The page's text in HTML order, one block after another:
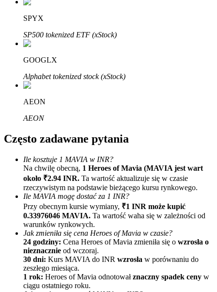
Afiliaci Bitrue
Aż do 65% prowizji!
Polecaj
Zaproś przyjaciela, aby otrzymać nagrody pieniężne
BTC Welcome Rewards
SPYX
SP500 tokenized ETF (xStock)
GOOGLX
Alphabet tokenized stock (xStock)
AEON
AEON
Często zadawane pytania
Ile kosztuje 1 MAVIA w INR?
Na chwilę obecną, 1 Heroes of Mavia (MAVIA jest wart
około ₹2.94 INR. Ta wartość aktualizuje się w czasie
rzeczywistym na podstawie bieżącego kursu rynkowego.
Ile MAVIA mogę dostać za 1 INR?
Przy obecnym kursie wymiany, ₹1 INR może kupić
0.33976046 MAVIA. Ta wartość waha się w zależności od
warunków rynkowych.
Jak zmieniła się cena Heroes of Mavia w czasie?
24 godziny: Cena Heroes of Mavia zmieniła się o wzrosła o
nieznacznie od wczoraj.
30 dni: Kurs MAVIA do INR wzrosła w porównaniu do
zeszłego miesiąca.
1 rok: Heroes of Mavia odnotowałznaczny spadek ceny w
ciągu ostatniego roku.